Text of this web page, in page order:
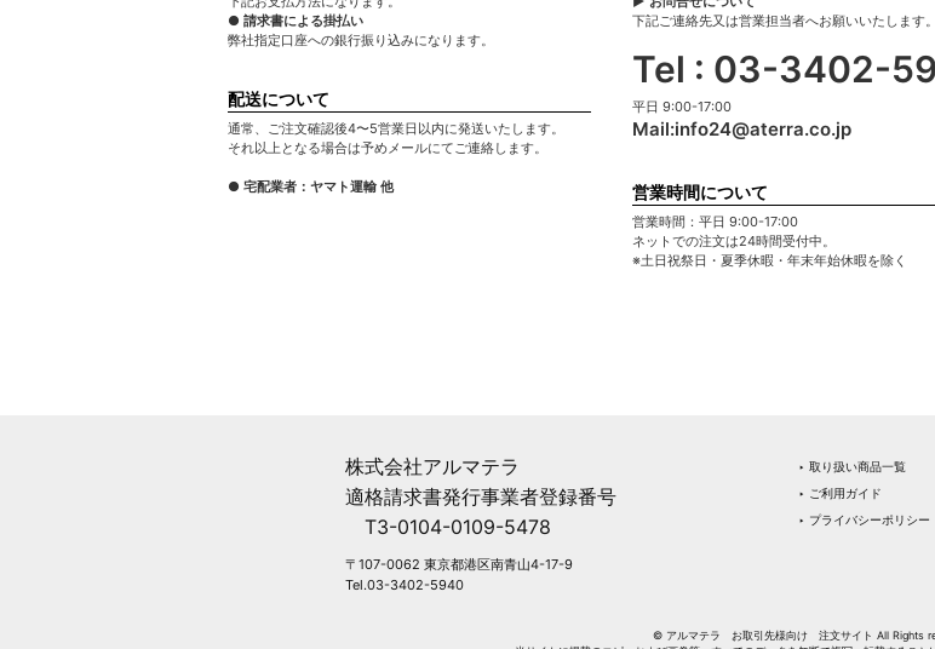
● 請求書による掛払い
弊社指定口座への銀行振り込みになります。
配送について
通常、ご注文確認後4〜5営業日以内に発送いたします。
それ以上となる場合は予めメールにてご連絡します。
● 宅配業者：ヤマト運輸 他
下記ご連絡先又は営業担当者へお願いいたします。
Tel : 03-3402-
平日 9:00-17:00
Mail:info24@aterra.co.jp
営業時間について
営業時間：平日 9:00-17:00
ネットでの注文は24時間受付中。
※土日祝祭日・夏季休暇・年末年始休暇を除く
株式会社アルマテラ
適格請求書発行事業者登録番号
T3-0104-0109-5478
〒107-0062 東京都港区南青山4-17-9
Tel.03-3402-5940
‣ 取り扱い商品一覧
‣ ご利用ガイド
‣ プライバシーポリシー
© アルマテラ お取引先様向け 注文サイト All Rights